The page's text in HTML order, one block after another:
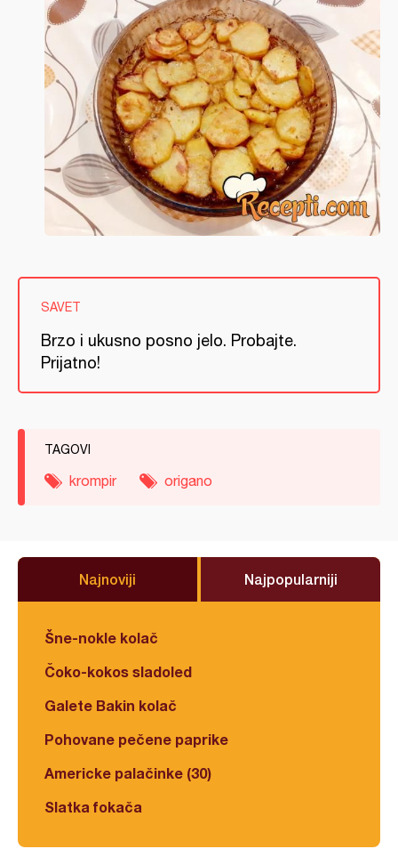
SAVET
Brzo i ukusno posno jelo. Probajte.
Prijatno!
TAGOVI
krompir origano
Najnoviji Najpopularniji
Šne-nokle kolač
Čoko-kokos sladoled
Galete Bakin kolač
Pohovane pečene paprike
Americke palačinke (30)
Slatka fokača